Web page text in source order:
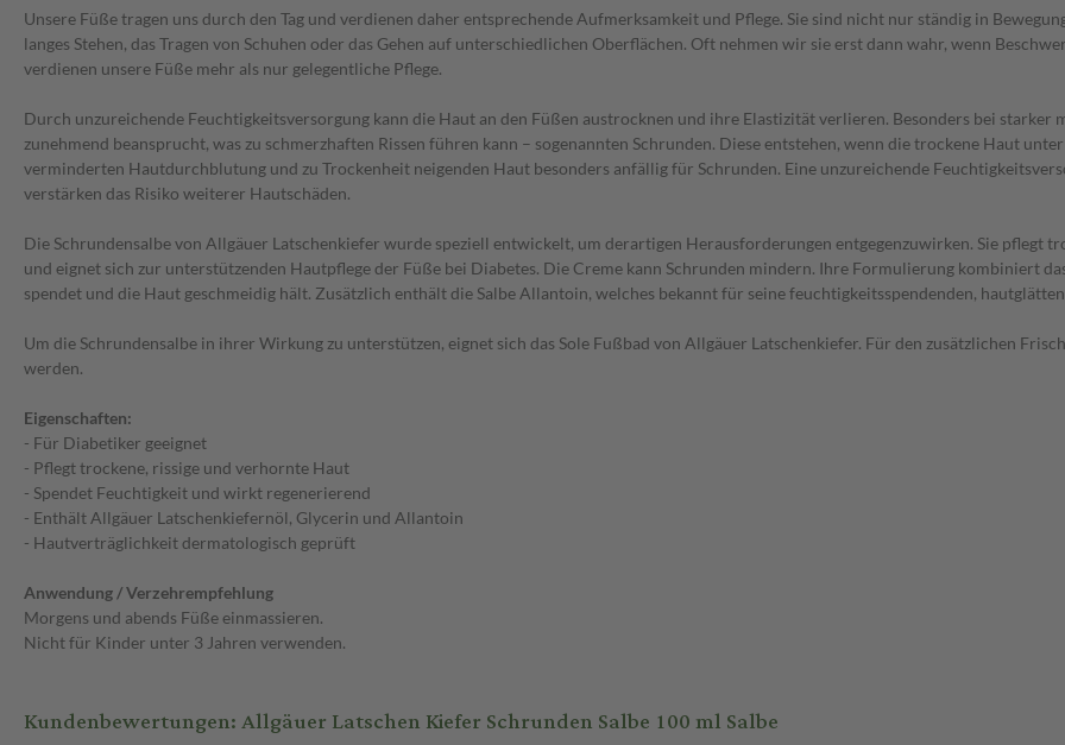
Unsere Füße tragen uns durch den Tag und verdienen daher entsprechende Aufmerksamkeit und Pflege. Sie sind nicht nur ständig in
langes Stehen, das Tragen von Schuhen oder das Gehen auf unterschiedlichen Oberflächen. Oft nehmen wir sie erst dann wahr, wenn
verdienen unsere Füße mehr als nur gelegentliche Pflege.
Durch unzureichende Feuchtigkeitsversorgung kann die Haut an den Füßen austrocknen und ihre Elastizität verlieren. Besonders bei starker
zunehmend beansprucht, was zu schmerzhaften Rissen führen kann – sogenannten Schrunden. Diese entstehen, wenn die trockene Haut
verminderten Hautdurchblutung und zu Trockenheit neigenden Haut besonders anfällig für Schrunden. Eine unzureichende
verstärken das Risiko weiterer Hautschäden.
Die Schrundensalbe von Allgäuer Latschenkiefer wurde speziell entwickelt, um derartigen Herausforderungen entgegenzuwirken. Sie pflegt
und eignet sich zur unterstützenden Hautpflege der Füße bei Diabetes. Die Creme kann Schrunden mindern. Ihre Formulierung kombiniert
spendet und die Haut geschmeidig hält. Zusätzlich enthält die Salbe Allantoin, welches bekannt für seine feuchtigkeitsspendenden,
Um die Schrundensalbe in ihrer Wirkung zu unterstützen, eignet sich das Sole Fußbad von Allgäuer Latschenkiefer. Für den zusätzlichen
werden.
Eigenschaften:
- Für Diabetiker geeignet
- Pflegt trockene, rissige und verhornte Haut
- Spendet Feuchtigkeit und wirkt regenerierend
- Enthält Allgäuer Latschenkiefernöl, Glycerin und Allantoin
- Hautverträglichkeit dermatologisch geprüft
Anwendung / Verzehrempfehlung
Morgens und abends Füße einmassieren.
Nicht für Kinder unter 3 Jahren verwenden.
Kundenbewertungen: Allgäuer Latschen Kiefer Schrunden Salbe 100 ml Salbe